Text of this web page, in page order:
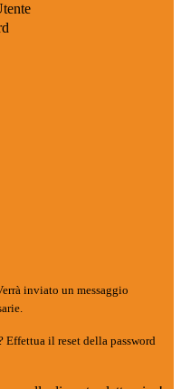
inviato un messaggio
Effettua il reset della password